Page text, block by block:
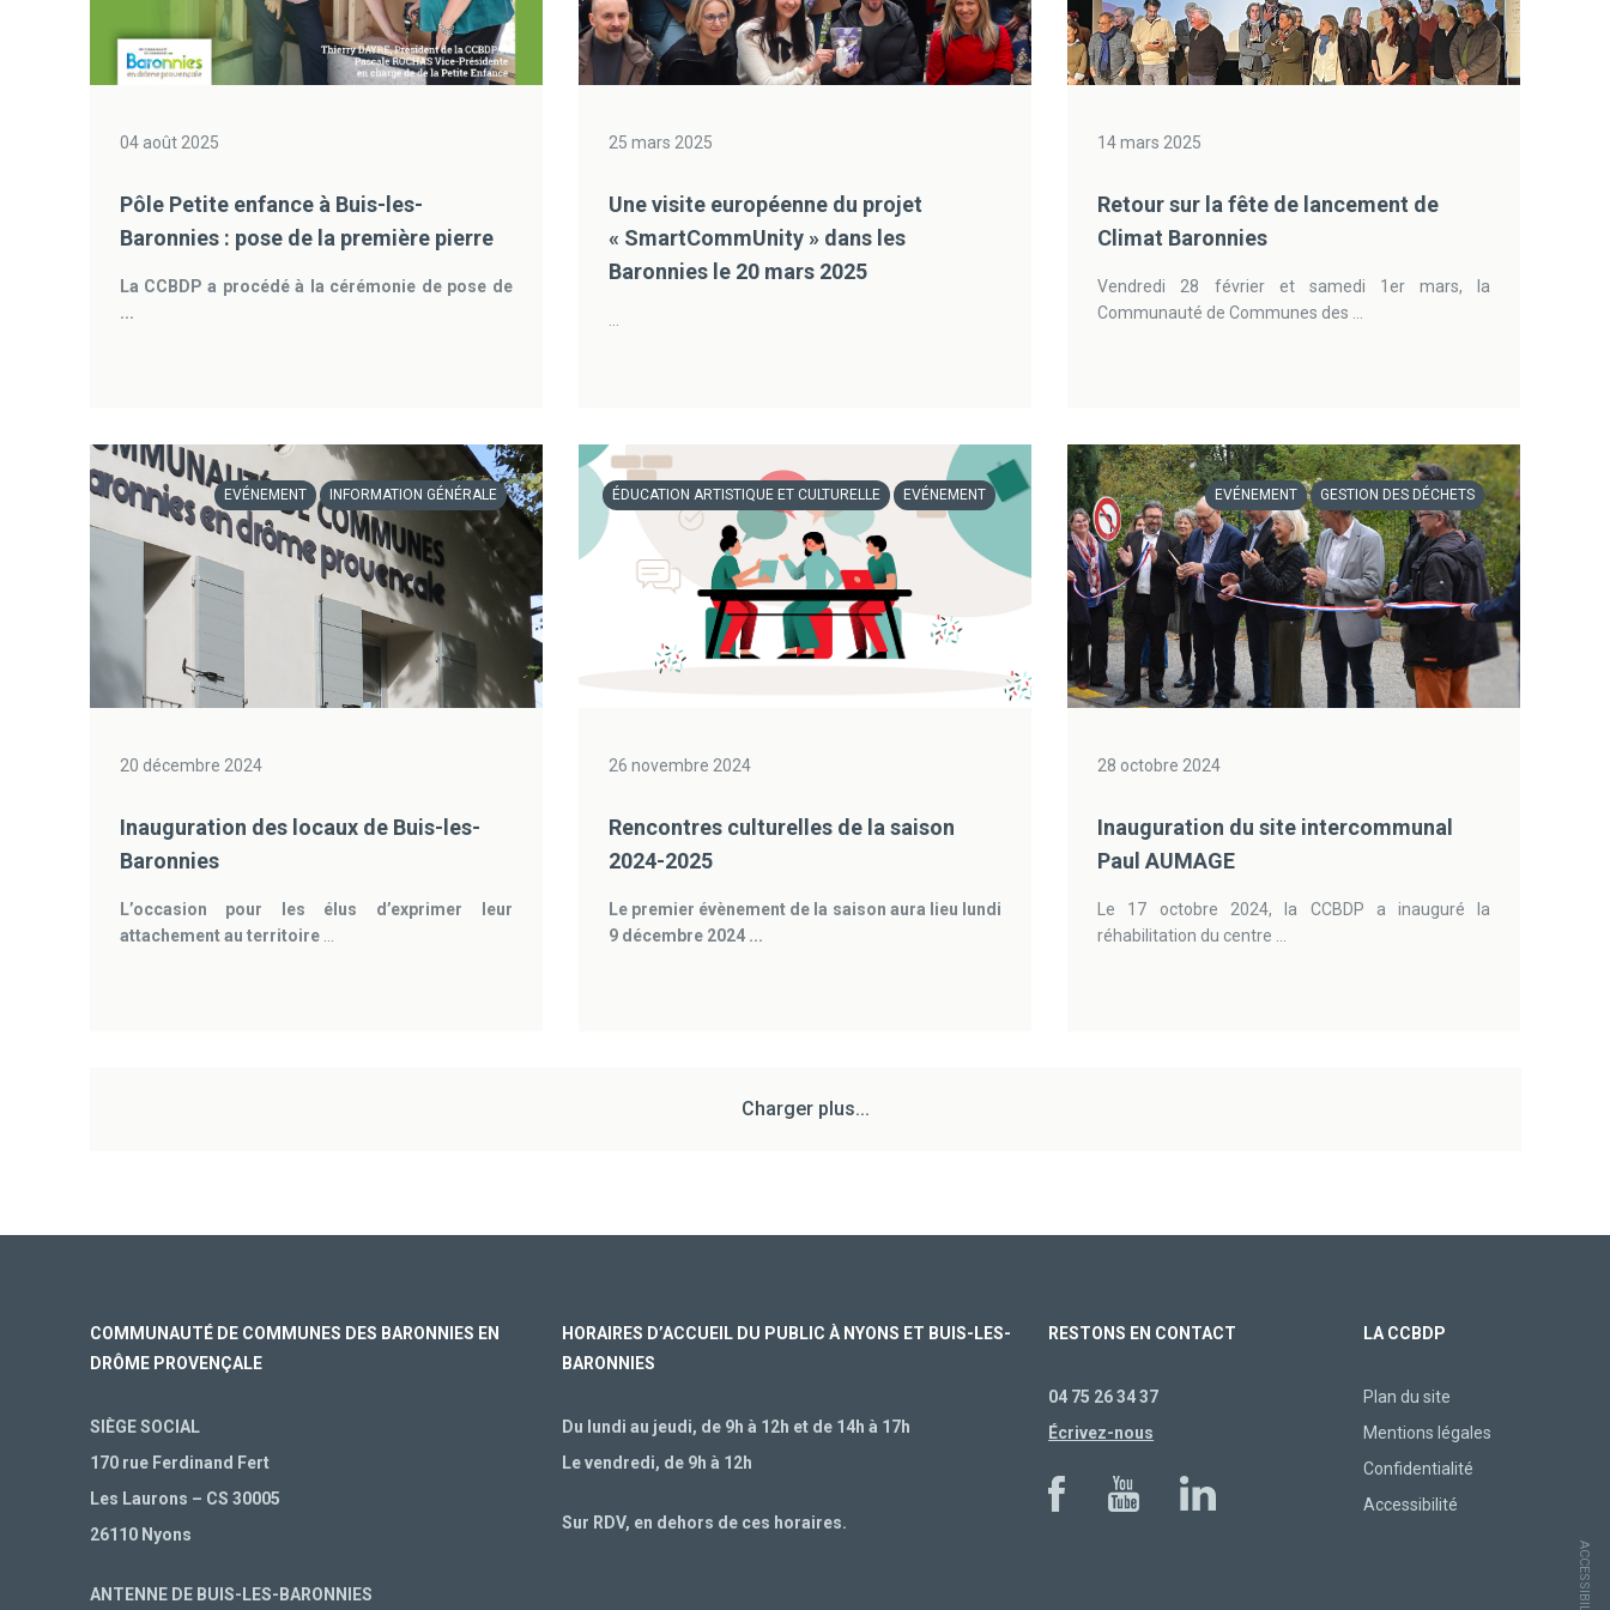
04 août 2025
Pôle Petite enfance à Buis-les-
Baronnies : pose de la première pierre
La CCBDP a procédé à la cérémonie de pose de
...
25 mars 2025
Une visite européenne du projet
« SmartCommUnity » dans les
Baronnies le 20 mars 2025
14 mars 2025
Retour sur la fête de lancement de
Climat Baronnies
Vendredi 28 février et samedi 1er mars, la
Communauté de Communes des ...
EVÉNEMENT INFORMATION GÉNÉRALE
20 décembre 2024
Inauguration des locaux de Buis-les-
Baronnies
L’occasion pour les élus d’exprimer leur
attachement au territoire...
ÉDUCATION ARTISTIQUE ET CULTURELLE EVÉNEMENT
26 novembre 2024
Rencontres culturelles de la saison
2024-2025
Le premier évènement de la saison aura lieu lundi
9 décembre 2024 ...
EVÉNEMENT GESTION DES DÉCHETS
28 octobre 2024
Inauguration du site intercommunal
Paul AUMAGE
Le 17 octobre 2024, la CCBDP a inauguré la
réhabilitation du centre ...
Charger plus...
COMMUNAUTÉ DE COMMUNES DES BARONNIES EN
DRÔME PROVENÇALE
SIÈGE SOCIAL
170 rue Ferdinand Fert
Les Laurons – CS 30005
26110 Nyons
ANTENNE DE BUIS-LES-BARONNIES
HORAIRES D’ACCUEIL DU PUBLIC À NYONS ET BUIS-LES-
BARONNIES
Du lundi au jeudi, de 9h à 12h et de 14h à 17h
Le vendredi, de 9h à 12h
Sur RDV, en dehors de ces horaires.
RESTONS EN CONTACT
04 75 26 34 37
Écrivez-nous
LA CCBDP
Plan du site
Mentions légales
Confidentialité
Accessibilité
ACCESSIBILITÉ